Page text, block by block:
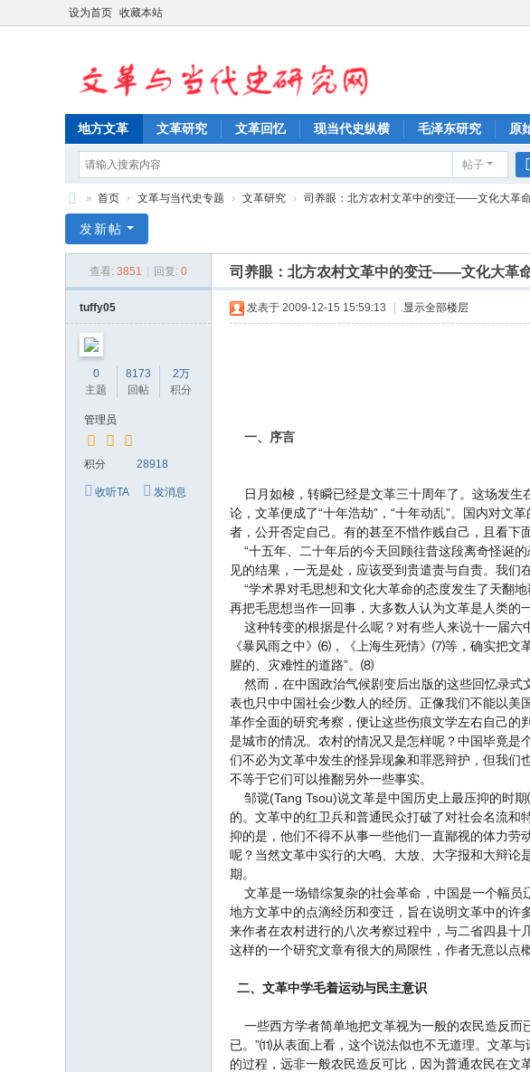
设为首页 收藏本站
地方文革 文革研究 文革回忆 现当代史纵横 毛泽东研究 原
帖子
革
» 首页 › 文革与当代史专题 › 文革研究 › 司养眼：北方农村文革中的变迁——文化大革
发新帖
查看: 3851 回复: 0 司养眼：北方农村文革中的变迁——文化大革
tuffy05
0
主题
8173
回帖
2万
积分
管理员
积分 28918
收听TA 发消息
发表于 2009-12-15 15:59:13 显示全部楼层
一、序言
日月如梭，转瞬已经是文革三十周年了。这场发生
论，文革便成了“十年浩劫”，“十年动乱”。国内对
者，公开否定自己。有的甚至不惜作贱自己，且看下
“十五年、二十年后的今天回顾往昔这段离奇怪诞
见的结果，一无是处，应该受到贵遣责与自责。我
“学术界对毛思想和文化大革命的态度发生了天翻
再把毛思想当作一回事，大多数人认为文革是人类的
这种转变的根据是什么呢？对有些人来说十一届六
《暴风雨之中》⑹，《上海生死情》⑺等，确实把文
腥的、灾难性的道路”。⑻
然而，在中国政治气候剧变后出版的这些回忆录式
表也只中中国社会少数人的经历。正像我们不能以美
革作全面的研究考察，便让这些伤痕文学左右自己的
是城市的情况。农村的情况又是怎样呢？中国毕竟是
们不必为文革中发生的怪异现象和罪恶辩护，但我
不等于它们可以推翻另外一些事实。
邹谠(Tang Tsou)说文革是中国历史上最压抑的时
的。文革中的红卫兵和普通民众打破了对社会名流
抑的是，他们不得不从事一些他们一直鄙视的体力劳
呢？当然文革中实行的大鸣、大放、大字报和大辩
期。
文革是一场错综复杂的社会革命，中国是一个幅员
地方文革中的点滴经历和变迁，旨在说明文革中的
来作者在农村进行的八次考察过程中，与二省四县
这样的一个研究文章有很大的局限性，作者无意以点概
二、文革中学毛着运动与民主意识
一些西方学者简单地把文革视为一般的农民造反而
已。”⑾从表面上看，这个说法似也不无道理。文革
的过程，远非一般农民造反可比，因为普通农民在